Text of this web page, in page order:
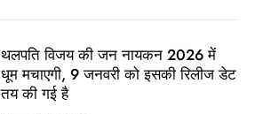
थलपति विजय की जन नायकन 2026 में
धूम मचाएगी, 9 जनवरी को इसकी रिलीज डेट
तय की गई है